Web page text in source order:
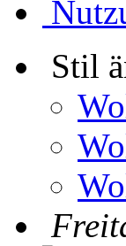
Stil